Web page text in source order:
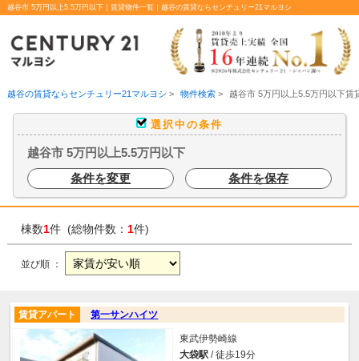
越谷市 5万円以上5.5万円以下｜賃貸物件一覧｜越谷の賃貸ならセンチュリー21マルヨシ
越谷の賃貸ならセンチュリー21マルヨシ > 物件検索> 越谷市 5万円以上5.5万円以下賃
選択中の条件
越谷市 5万円以上5.5万円以下
条件を変更
条件を保存
棟数1件 (総物件数： 1件)
並び順 ：
第一サンハイツ
賃貸アパート
東武伊勢崎線
大袋駅 / 徒歩19分